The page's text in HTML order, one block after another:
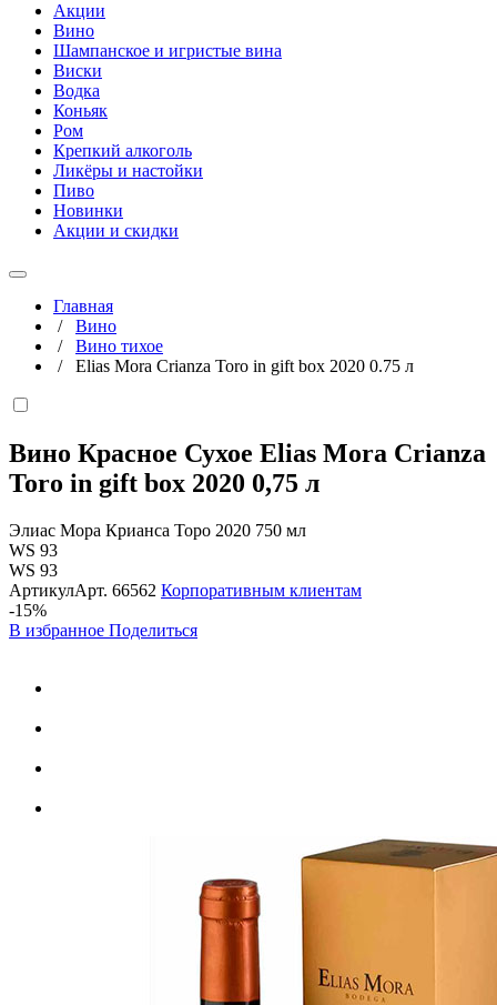
Акции
Вино
Шампанское и игристые вина
Виски
Водка
Коньяк
Ром
Крепкий алкоголь
Ликёры и настойки
Пиво
Новинки
Акции и скидки
Главная
/ Вино
/ Вино тихое
/ Elias Mora Crianza Toro in gift box 2020 0.75 л
Вино Красное Сухое Elias Mora Crianza
Toro in gift box 2020 0,75 л
Элиас Мора Крианса Торо 2020 750 мл
WS 93
WS 93
АртикулАрт. 66562 Корпоративным клиентам
-15%
В избранное Поделиться